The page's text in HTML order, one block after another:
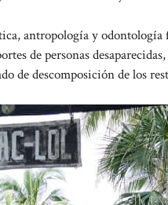
antropología y odontología
de personas
de descomposición de los